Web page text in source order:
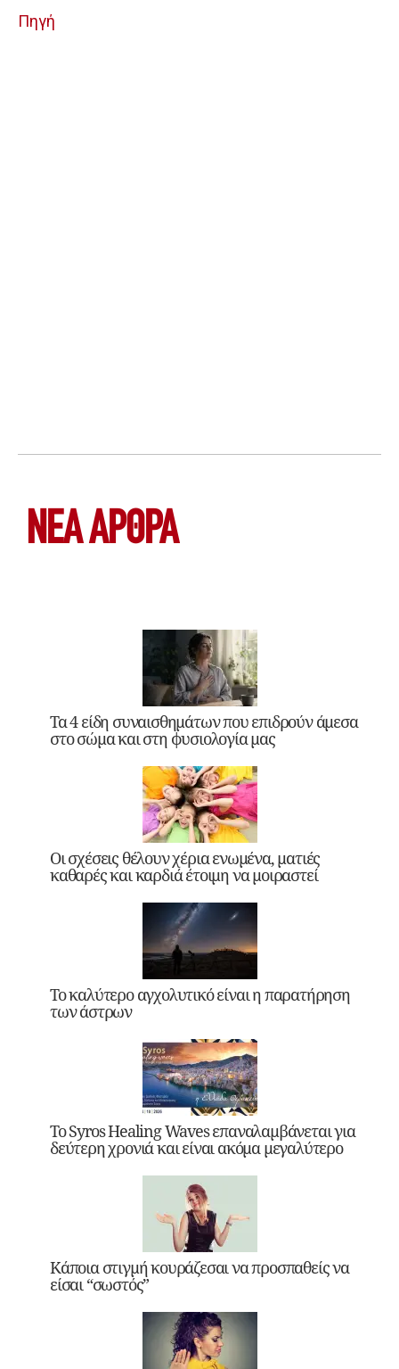
Πηγή
ΝΕΑ ΆΡΘΡΑ
Τα 4 είδη συναισθημάτων που επιδρούν άμεσα
στο σώμα και στη φυσιολογία μας
Οι σχέσεις θέλουν χέρια ενωμένα, ματιές
καθαρές και καρδιά έτοιμη να μοιραστεί
Το καλύτερο αγχολυτικό είναι η παρατήρηση
των άστρων
Το Syros Healing Waves επαναλαμβάνεται για
δεύτερη χρονιά και είναι ακόμα μεγαλύτερο
Κάποια στιγμή κουράζεσαι να προσπαθείς να
είσαι “σωστός”